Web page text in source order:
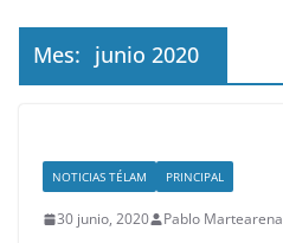
Mes: junio 2020
NOTICIAS TÉLAM PRINCIPAL
30 junio, 2020 Pablo Martearena